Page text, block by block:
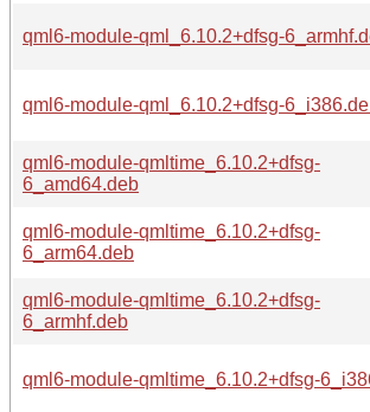
qml6-module-qml_6.10.2+dfsg-
qml6-module-qml_6.10.2+dfsg-
qml6-module-qmltime_6.10.2+dfsg-
6_amd64.deb
qml6-module-qmltime_6.10.2+dfsg-
6_arm64.deb
qml6-module-qmltime_6.10.2+dfsg-
6_armhf.deb
qml6-module-qmltime_6.10.2+dfsg-